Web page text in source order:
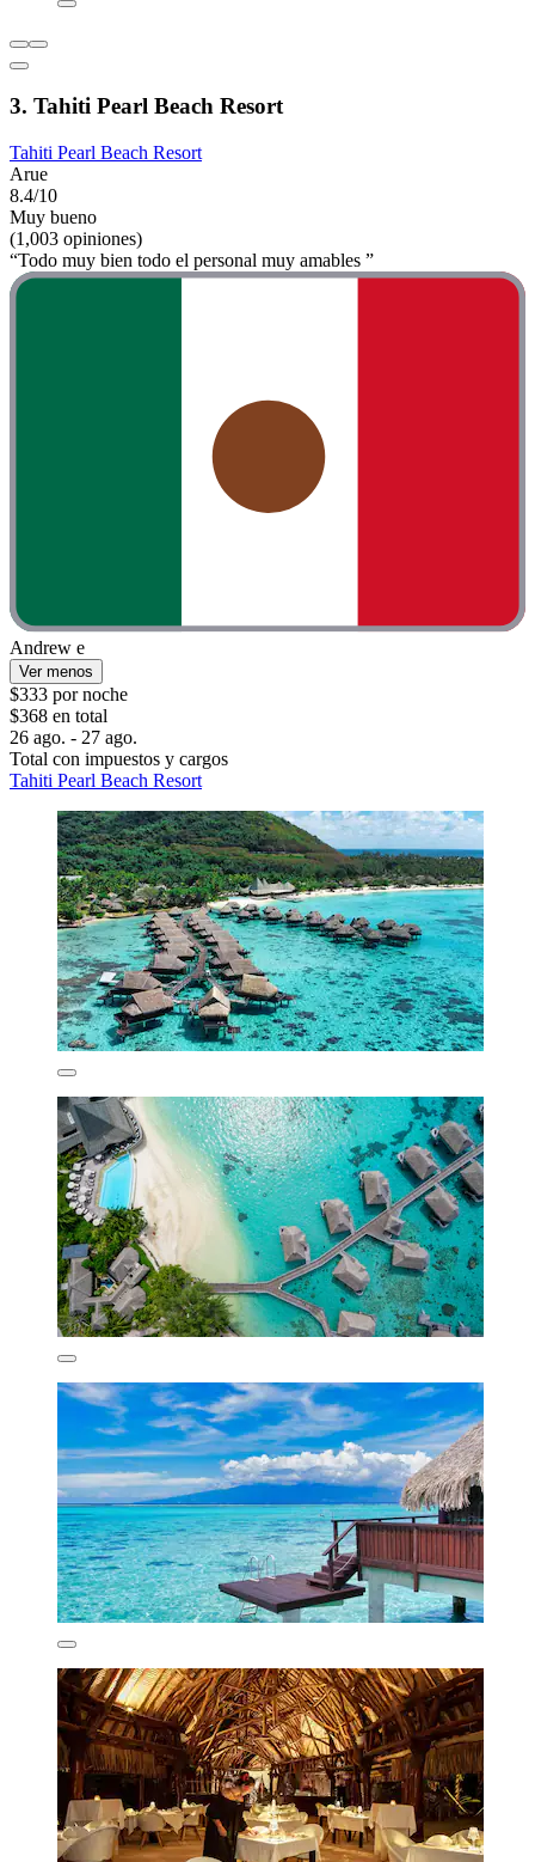
3. Tahiti Pearl Beach Resort
Tahiti Pearl Beach Resort
Arue
8.4/10
Muy bueno
(1,003 opiniones)
“Todo muy bien todo el personal muy amables ”
Andrew e
Ver menos
$333 por noche
$368 en total
26 ago. - 27 ago.
Total con impuestos y cargos
Tahiti Pearl Beach Resort